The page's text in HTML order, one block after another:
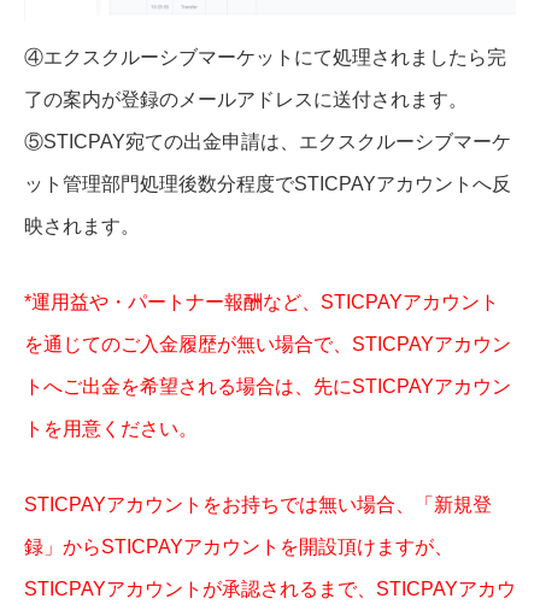
④エクスクルーシブマーケットにて処理されましたら完
了の案内が登録のメールアドレスに送付されます。
⑤STICPAY宛ての出金申請は、エクスクルーシブマーケ
ット管理部門処理後数分程度でSTICPAYアカウントへ反
映されます。
*運用益や・パートナー報酬など、STICPAYアカウント
を通じてのご入金履歴が無い場合で、STICPAYアカウン
トへご出金を希望される場合は、先にSTICPAYアカウン
トを用意ください。
STICPAYアカウントをお持ちでは無い場合、「新規登
録」からSTICPAYアカウントを開設頂けますが、
STICPAYアカウントが承認されるまで、STICPAYアカウ